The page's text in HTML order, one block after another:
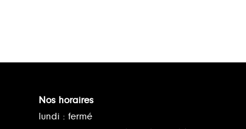
Nos horaires
lundi : fermé